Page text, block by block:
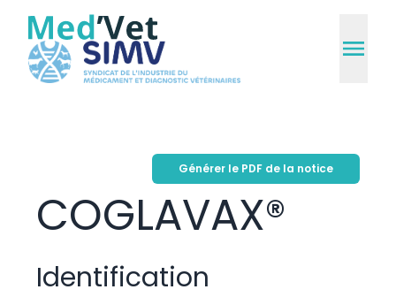
Générer le PDF de la notice
COGLAVAX®
Identification